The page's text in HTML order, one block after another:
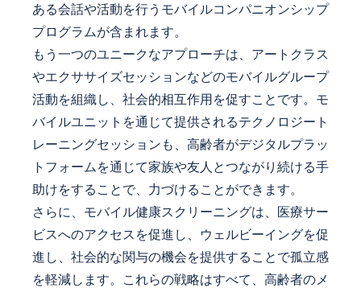
ある会話や活動を行うモバイルコンパニオンシップ
プログラムが含まれます。
もう一つのユニークなアプローチは、アートクラス
やエクササイズセッションなどのモバイルグループ
活動を組織し、社会的相互作用を促すことです。モ
バイルユニットを通じて提供されるテクノロジート
レーニングセッションも、高齢者がデジタルプラッ
トフォームを通じて家族や友人とつながり続ける手
助けをすることで、力づけることができます。
さらに、モバイル健康スクリーニングは、医療サー
ビスへのアクセスを促進し、ウェルビーイングを促
進し、社会的な関与の機会を提供することで孤立感
を軽減します。これらの戦略はすべて、高齢者のメ